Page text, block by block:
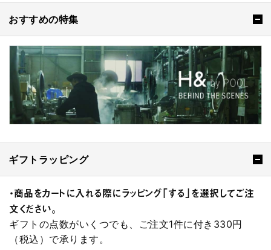
おすすめの特集
ギフトラッピング
・商品をカートに入れる際にラッピング「する」を選択してご注
文ください。
ギフトの点数がいくつでも、ご注文1件に付き330円
（税込）で承ります。